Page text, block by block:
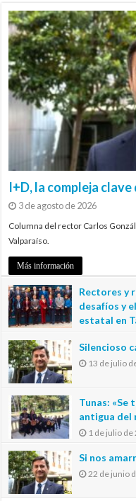
I+D, la compleja
3 de agosto de 2026
Columna del rector Carlos
Valparaíso.
Más información
Rectores y
desafíos y
estatal en
Silencioso
13 de julio
Tunas:
antigua del
1 de julio de
Si nos
22 de junio